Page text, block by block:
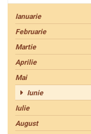
Ianuarie
Februarie
Martie
Aprilie
Mai
Iunie
Iulie
August